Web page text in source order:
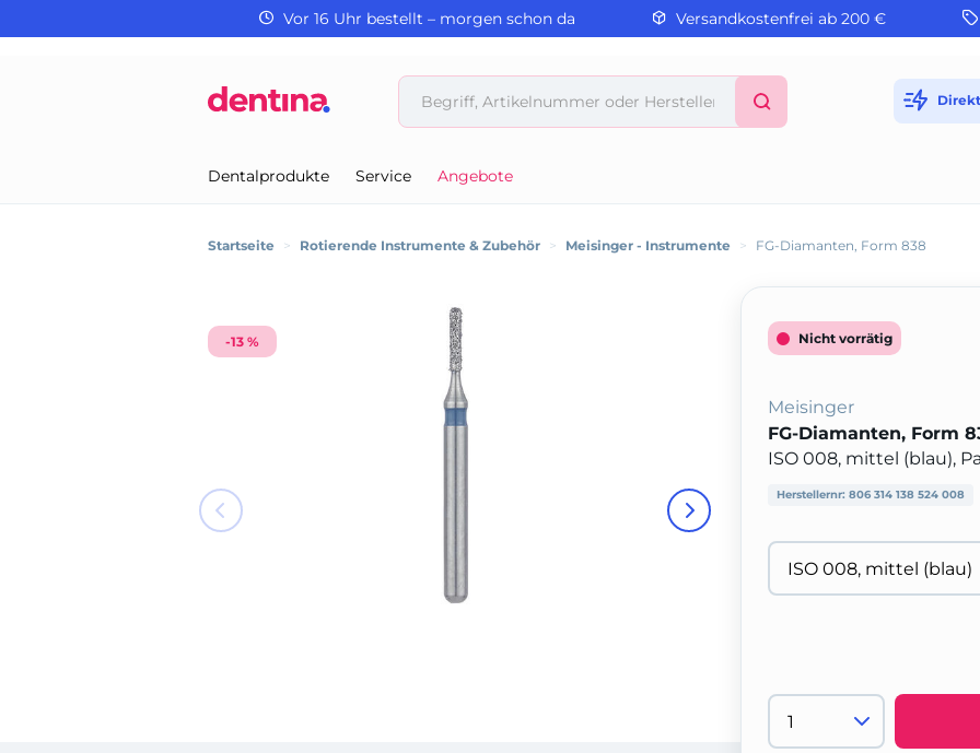
Vor 16 Uhr bestellt – morgen schon da Versandkostenfrei ab 200 €
Dentalprodukte Service Angebote
Startseite > Rotierende Instrumente & Zubehör > Meisinger - Instrumente > FG-Diamanten, Form 838
-13 % Nicht vorrätig
Meisinger
FG-Diamanten, Form
ISO 008, mittel (blau),
Herstellernr: 806 314 138 524 008